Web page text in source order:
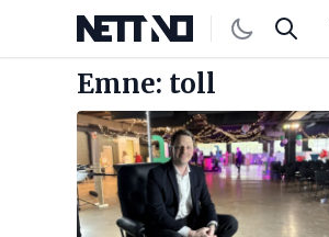
Emne: toll